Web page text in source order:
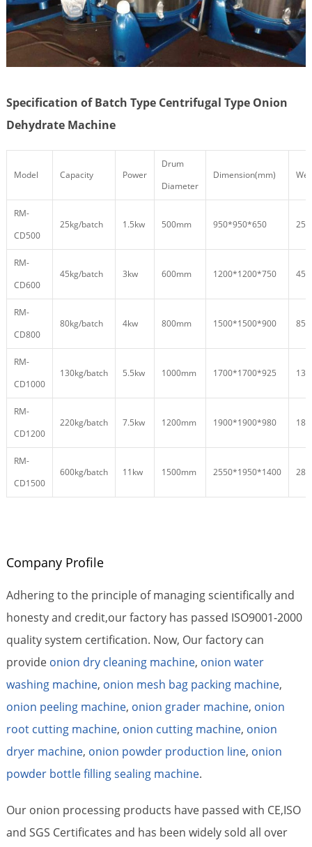
Specification of Batch Type Centrifugal Type Onion
Dehydrate Machine
Model Capacity Power
Drum
Diameter
Dimension(mm)
RM-
CD500
25kg/batch 1.5kw 500mm 950*950*650
RM-
CD600
45kg/batch 3kw 600mm 1200*1200*750
RM-
CD800
80kg/batch 4kw 800mm 1500*1500*900
RM-
CD1000
130kg/batch 5.5kw 1000mm 1700*1700*925
RM-
CD1200
220kg/batch 7.5kw 1200mm 1900*1900*980
RM-
CD1500
600kg/batch 11kw 1500mm 2550*1950*1400
Company Profile
Adhering to the principle of managing scientifically and
honesty and credit,our factory has passed ISO9001-2000
quality system certification. Now, Our factory can
provide onion dry cleaning machine, onion water
washing machine, onion mesh bag packing machine,
onion peeling machine, onion grader machine, onion
root cutting machine, onion cutting machine, onion
dryer machine, onion powder production line, onion
powder bottle filling sealing machine.
Our onion processing products have passed with CE,ISO
and SGS Certificates and has been widely sold all over